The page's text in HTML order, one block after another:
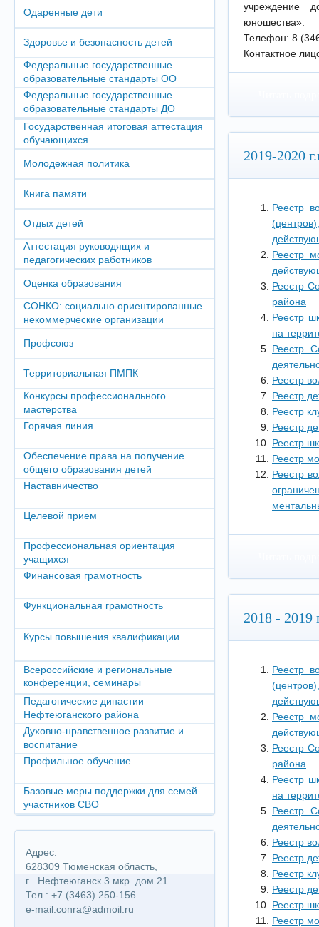
Одаренные дети
Здоровье и безопасность детей
Федеральные государственные
образовательные стандарты ОО
Федеральные государственные
образовательные стандарты ДО
Государственная итоговая аттестация
обучающихся
Молодежная политика
Книга памяти
Отдых детей
Аттестация руководящих и
педагогических работников
Оценка образования
СОНКО: социально ориентированные
некоммерческие организации
Профсоюз
Территориальная ПМПК
Конкурсы профессионального
мастерства
Горячая линия
Обеспечение права на получение
общего образования детей
Наставничество
Целевой прием
Профессиональная ориентация
учащихся
Финансовая грамотность
Функциональная грамотность
Курсы повышения квалификации
Всероссийские и региональные
конференции, семинары
Педагогические династии
Нефтеюганского района
Духовно-нравственное развитие и
воспитание
Профильное обучение
Базовые меры поддержки для семей
участников СВО
Адрес:
628309 Тюменская область,
г . Нефтеюганск 3 мкр. дом 21.
Тел.: +7 (3463) 250-156
e-mail:conra@admoil.ru
учреждение
юношества».
Телефон: 8
Контактное
2019-2020
Реестр
Реестр
Реестр
района
Реестр
на
Реестр
Реестр
Реестр
Реестр
Реестр
Реестр
Реестр
Реестр
2018 - 2019
Реестр
Реестр
Реестр
района
Реестр
на
Реестр
Реестр
Реестр
Реестр
Реестр
Реестр
Реестр